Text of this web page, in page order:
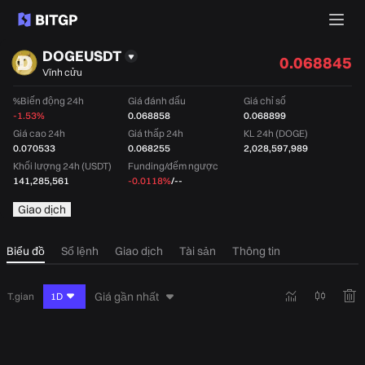
DOGEUSDT
Vĩnh cửu 0.068845
%Biến động 24h
-1.53%
Giá đánh dấu
0.068858
Giá chỉ số
0.068899
Giá cao 24h
0.070533
Giá thấp 24h
0.068255
KL 24h (DOGE)
2,028,597,989
Khối lượng 24h (USDT)
141,285,561
Funding/đếm ngược
-0.0118%/--
Giao dịch
Biểu đồ Sổ lệnh Giao dịch Tài sản Thông tin
T.gian 1D Giá gần nhất